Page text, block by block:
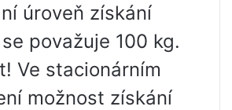
úroveň získání
považuje 100 kg.
Ve stacionárním
možnost získání